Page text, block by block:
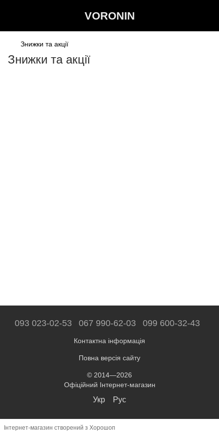
VORONIN
Знижки та акції
Знижки та акції
093 023-02-53 067 990-62-03 099 600-32-43
Контактна інформація
Повна версія сайту
© 2014—2026
Офіційний Інтернет-магазин
Укр Рус
Інтернет-магазин створений з Хорошоп